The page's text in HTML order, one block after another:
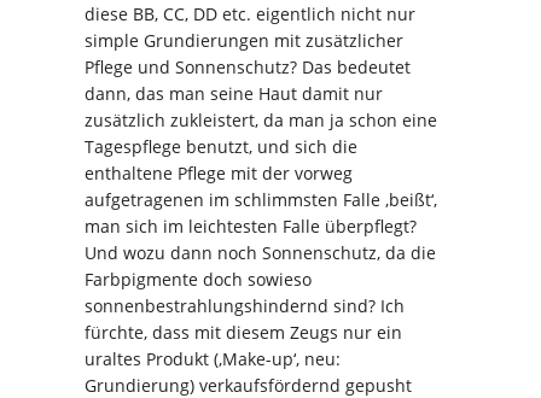
diese BB, CC, DD etc. eigentlich nicht nur
simple Grundierungen mit zusätzlicher
Pflege und Sonnenschutz? Das bedeutet
dann, das man seine Haut damit nur
zusätzlich zukleistert, da man ja schon eine
Tagespflege benutzt, und sich die
enthaltene Pflege mit der vorweg
aufgetragenen im schlimmsten Falle ‚beißt‘,
man sich im leichtesten Falle überpflegt?
Und wozu dann noch Sonnenschutz, da die
Farbpigmente doch sowieso
sonnenbestrahlungshindernd sind? Ich
fürchte, dass mit diesem Zeugs nur ein
uraltes Produkt (‚Make-up‘, neu:
Grundierung) verkaufsfördernd gepusht